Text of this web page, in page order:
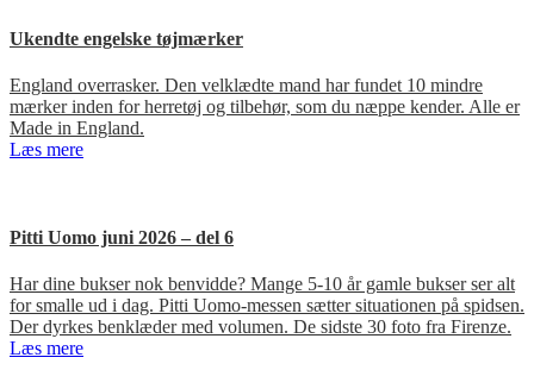
Ukendte engelske tøjmærker
England overrasker. Den velklædte mand har fundet 10 mindre
mærker inden for herretøj og tilbehør, som du næppe kender. Alle er
Made in England.
Læs mere
Pitti Uomo juni 2026 – del 6
Har dine bukser nok benvidde? Mange 5-10 år gamle bukser ser alt
for smalle ud i dag. Pitti Uomo-messen sætter situationen på spidsen.
Der dyrkes benklæder med volumen. De sidste 30 foto fra Firenze.
Læs mere